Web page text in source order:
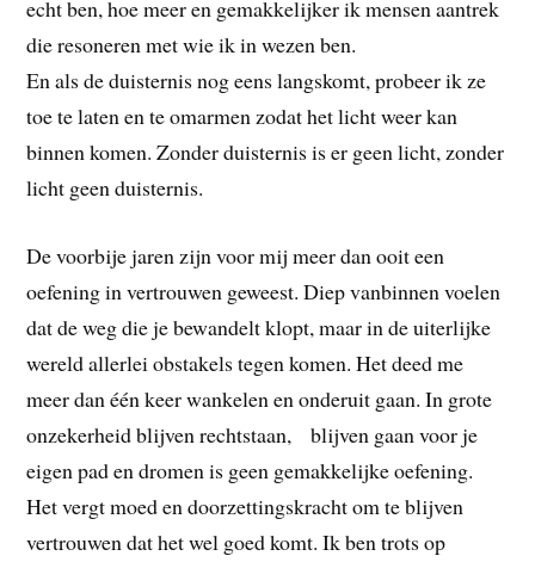
echt ben, hoe meer en gemakkelijker ik mensen aantrek
die resoneren met wie ik in wezen ben.
En als de duisternis nog eens langskomt, probeer ik ze
toe te laten en te omarmen zodat het licht weer kan
binnen komen. Zonder duisternis is er geen licht, zonder
licht geen duisternis.
De voorbije jaren zijn voor mij meer dan ooit een
oefening in vertrouwen geweest. Diep vanbinnen voelen
dat de weg die je bewandelt klopt, maar in de uiterlijke
wereld allerlei obstakels tegen komen. Het deed me
meer dan één keer wankelen en onderuit gaan. In grote
onzekerheid blijven rechtstaan, blijven gaan voor je
eigen pad en dromen is geen gemakkelijke oefening.
Het vergt moed en doorzettingskracht om te blijven
vertrouwen dat het wel goed komt. Ik ben trots op